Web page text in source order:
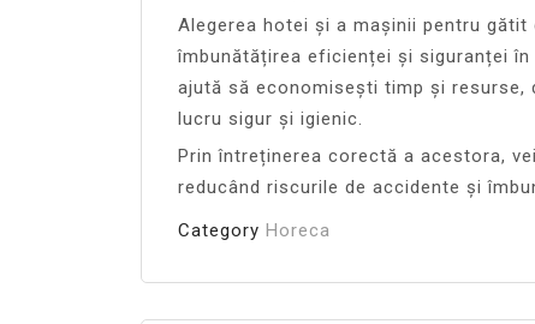
Alegerea hotei și a mașinii pentru
îmbunătățirea eficienței și siguranței
ajută să economisești timp și resurse,
lucru sigur și igienic.
Prin întreținerea corectă a acestora,
reducând riscurile de accidente și
Category Horeca